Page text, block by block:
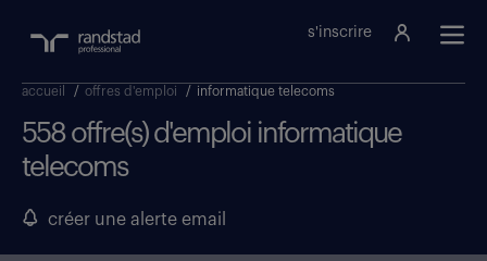
s'inscrire
accueil / offres d'emploi / informatique telecoms
558 offre(s) d'emploi informatique
telecoms
créer une alerte email